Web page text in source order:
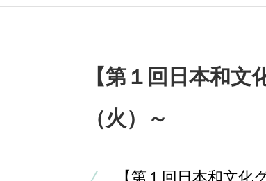
【第１回日本和
（火）～
【第１回日本和文